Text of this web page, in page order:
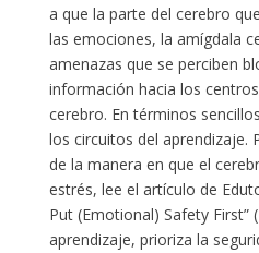
a que la parte del cerebro
las emociones, la amígdala
amenazas que se perciben
información hacia los
cerebro. En términos
los circuitos del aprendizaje.
de la manera en que el
estrés, lee el artículo de
Put (Emotional) Safety First”
aprendizaje, prioriza la